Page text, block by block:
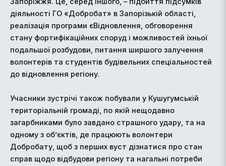
діяльності ГО «Добробат» в Запорізькій області,
реалізація програми єВідновлення, обговорення
стану фортифікаційних споруд і можливостей їхньої
подальшої розбудови, питання ширшого залучення
волонтерів та студентів будівельних спеціальностей
до відновлення регіону.
Учасники зустрічі також побували у Кушугумській
територіальній громаді, по якій нещодавно
загарбниками було завдано страшного удару, та на
одному з об’єктів, де працюють волонтери
Добробату, щоб з перших вуст дізнатися про стан
справ щодо відбудови регіону та нагальні потреби